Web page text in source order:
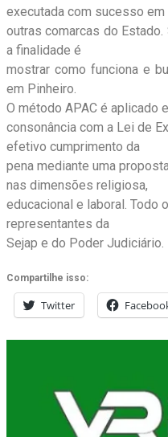
executada com sucesso em
outras comarcas do Estado.
a finalidade é
mostrar como funciona e
em Pinheiro.
O método APAC é aplicado
consonância com a Lei de
efetivo cumprimento da
pena mediante uma
nas dimensões religiosa,
educacional e laboral. Todo
representantes da
Sejap e do Poder Judiciário.
Compartilhe isso:
Twitter